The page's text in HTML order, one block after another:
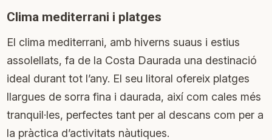
Clima mediterrani i platges
El clima mediterrani, amb hiverns suaus i estius
assolellats, fa de la Costa Daurada una destinació
ideal durant tot l’any. El seu litoral ofereix platges
llargues de sorra fina i daurada, així com cales més
tranquil·les, perfectes tant per al descans com per a
la pràctica d’activitats nàutiques.